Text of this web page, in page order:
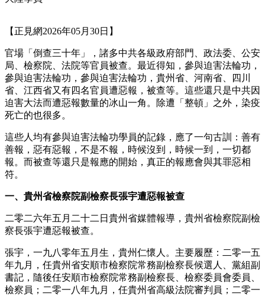
【正見網2026年05月30日】
官場「倒查三十年」，諸多中共各級政府部門、政法委、公安
局、檢察院、法院等官員被查。最近得知，參與迫害法輪功，
參與迫害法輪功，參與迫害法輪功，貴州省、河南省、四川
省、江西省又有四名官員遭惡報，被查等。這些還只是中共因
迫害大法而遭惡報數量的冰山一角。除遭「整頓」之外，染疫
死亡的也很多。
這些人均有參與迫害法輪功學員的記錄，應了一句古訓：善有
善報，惡有惡報，不是不報，時候沒到，時候一到，一切都
報。而被查等還只是報應的開始，真正的報應會與其罪惡相
符。
一、貴州省檢察院副檢察長張宇遭惡報被查
二零二六年五月二十二日貴州省媒體報導，貴州省檢察院副檢
察長張宇遭惡報被查。
張宇，一九八零年五月生，貴州仁懷人。主要履歷：二零一五
年九月，任貴州省安順市檢察院常務副檢察長候選人、黨組副
書記，隨後任安順市檢察院常務副檢察長、檢察委員會委員、
檢察員；二零一八年九月，任貴州省高級法院審判員；二零一